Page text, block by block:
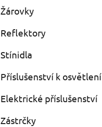
Žárovky
Reflektory
Stínidla
Příslušenství k osvětlení
Elektrické příslušenství
Zástrčky